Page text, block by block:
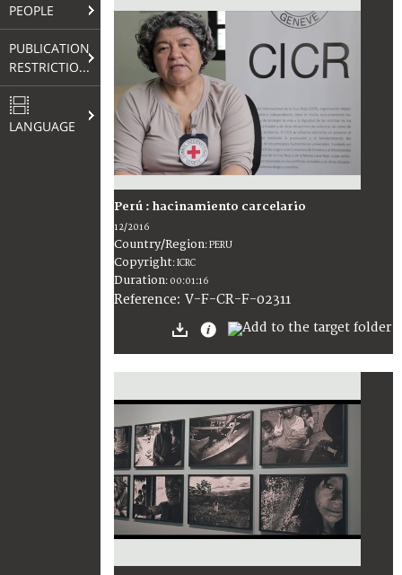
PEOPLE
PUBLICATION
RESTRICTIONS
LANGUAGE
Perú : hacinamiento carcelario
12/2016
Country/Region:PERU
Copyright:ICRC
Duration: 00:01:16
Reference: V-F-CR-F-02311